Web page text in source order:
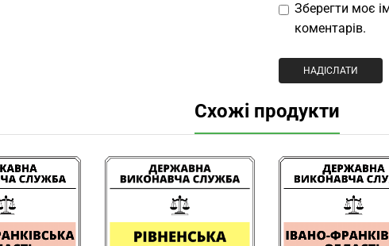
Зберегти моє
коментарів.
Схожі продукти